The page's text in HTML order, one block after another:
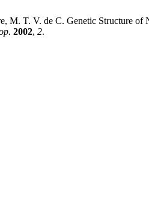
M. T. V. de C. Genetic Structure
2002, 2.